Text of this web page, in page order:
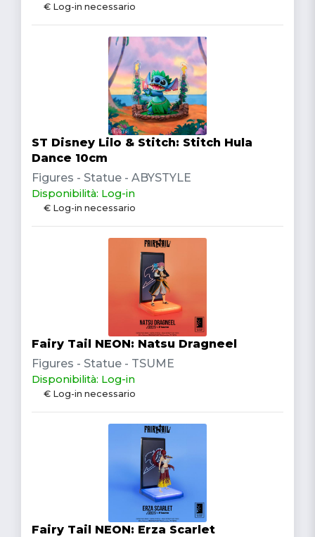
€ Log-in necessario
ST Disney Lilo & Stitch: Stitch Hula
Dance 10cm
Figures - Statue - ABYSTYLE
Disponibilità: Log-in
€ Log-in necessario
Fairy Tail NEON: Natsu Dragneel
Figures - Statue - TSUME
Disponibilità: Log-in
€ Log-in necessario
Fairy Tail NEON: Erza Scarlet